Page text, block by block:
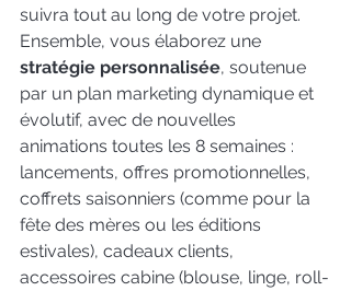
suivra tout au long de votre projet.
Ensemble, vous élaborez une
stratégie personnalisée, soutenue
par un plan marketing dynamique et
évolutif, avec de nouvelles
animations toutes les 8 semaines :
lancements, offres promotionnelles,
coffrets saisonniers (comme pour la
fête des mères ou les éditions
estivales), cadeaux clients,
accessoires cabine (blouse, linge, roll-